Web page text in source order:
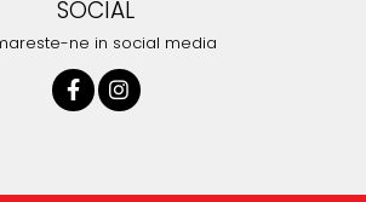
SOCIAL
ne in social media